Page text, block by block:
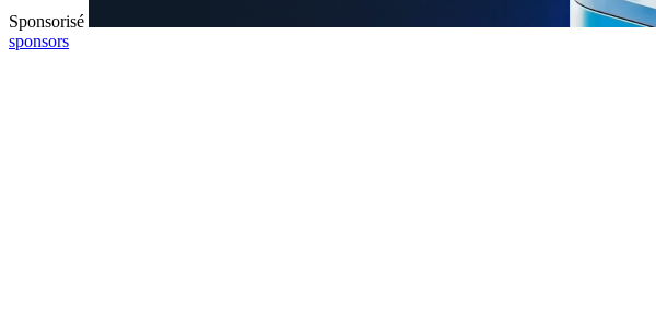
Sponsorisé
sponsors